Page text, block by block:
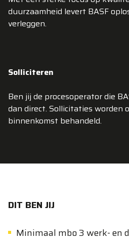
duurzaamheid levert BASF
verleggen.
Solliciteren
Ben jij de procesoperator die
dan direct. Sollicitaties worden
binnenkomst behandeld.
DIT BEN JIJ
Minimaal mbo 3 werk- en